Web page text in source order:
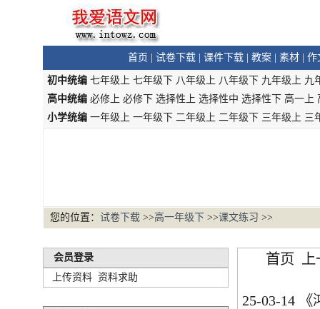
首页 试卷下载 课件下载 教案 素材 作
初中统编 七年级上 七年级下 八年级上 八年级下 九年级上 九
高中统编 必修上 必修下 选择性上 选择性中 选择性下 高一上
小学统编 一年级上 一年级下 二年级上 二年级下 三年级上 三
您的位置： 试卷下载 >>高一年级下 >>课文练习 >>
会员登录
上传资料 资料求助
首页
25-03-14